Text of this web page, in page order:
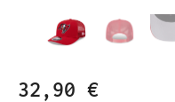
32,90 €